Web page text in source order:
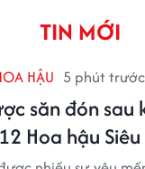
TIN MỚI
HẬU 5 phút trước
săn đón sau
Hoa hậu